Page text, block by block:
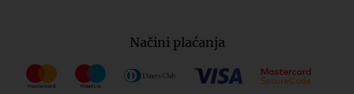
Načini plaćanja